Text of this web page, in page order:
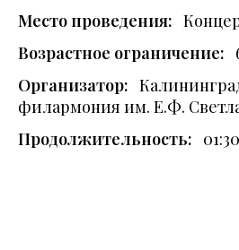
Место проведения:
Возрастное ограничение:
Организатор:
филармония им. Е.Ф.
Продолжительность: